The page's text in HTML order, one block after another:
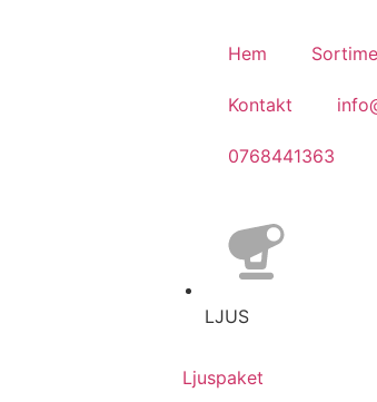
Hem
Kontakt
0768441363
LJUS
Ljuspaket